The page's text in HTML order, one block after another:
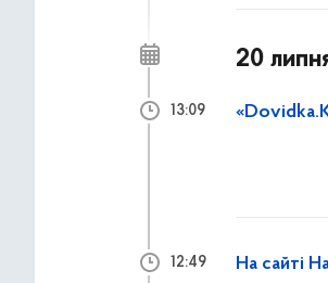
20
13:09
На сайті
12:49